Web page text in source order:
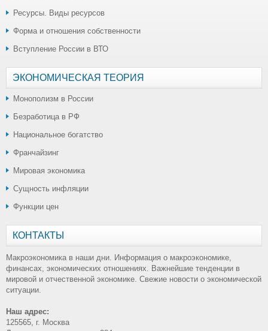
Ресурсы. Виды ресурсов
Форма и отношения собственности
Вступление России в ВТО
ЭКОНОМИЧЕСКАЯ ТЕОРИЯ
Монополизм в России
Безработица в РФ
Национальное богатство
Франчайзинг
Мировая экономика
Сущность инфляции
Функции цен
КОНТАКТЫ
Макроэкономика в наши дни. Информация о макроэкономике,
финансах, экономических отношениях. Важнейшие тенденции в
мировой и отчественной экономике. Свежие новости о экономической
ситуации.
Наш адрес:
125565, г. Москва